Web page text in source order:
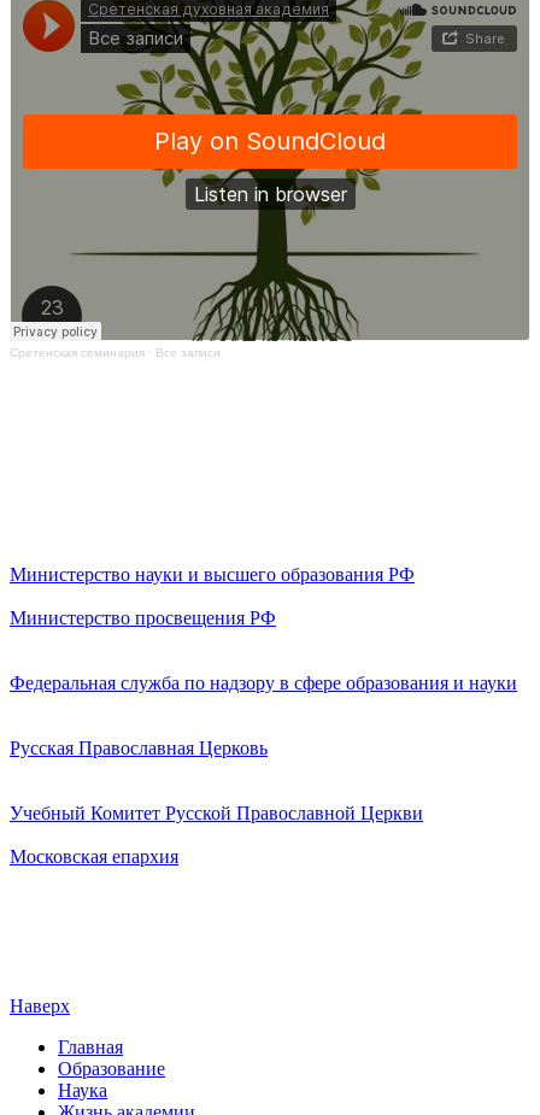
Сретенская семинария · Все записи
Министерство науки и высшего образования РФ
Министерство просвещения РФ
Федеральная служба по надзору в сфере образования и науки
Русская Православная Церковь
Учебный Комитет Русской Православной Церкви
Московская епархия
Наверх
Главная
Образование
Наука